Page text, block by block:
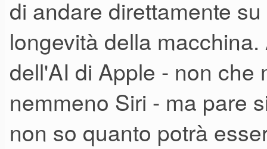
di andare direttamente
longevità della
dell'AI di Apple - non che
nemmeno Siri - ma pare
non so quanto potrà